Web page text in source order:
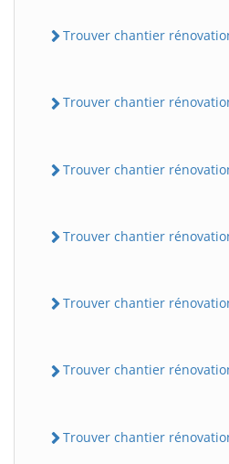
Trouver chantier
Trouver chantier
Trouver chantier
Trouver chantier
Trouver chantier rénovation
Trouver chantier
Trouver chantier